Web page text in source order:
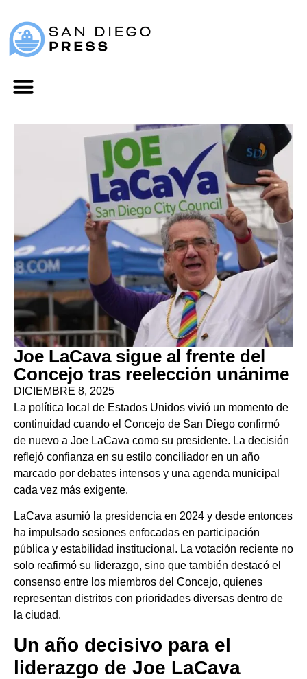
Joe LaCava sigue al frente del
Concejo tras reelección unánime
DICIEMBRE 8, 2025
La política local de Estados Unidos vivió un momento de
continuidad cuando el Concejo de San Diego confirmó
de nuevo a Joe LaCava como su presidente. La decisión
reflejó confianza en su estilo conciliador en un año
marcado por debates intensos y una agenda municipal
cada vez más exigente.
LaCava asumió la presidencia en 2024 y desde entonces
ha impulsado sesiones enfocadas en participación
pública y estabilidad institucional. La votación reciente no
solo reafirmó su liderazgo, sino que también destacó el
consenso entre los miembros del Concejo, quienes
representan distritos con prioridades diversas dentro de
la ciudad.
Un año decisivo para el
liderazgo de Joe LaCava